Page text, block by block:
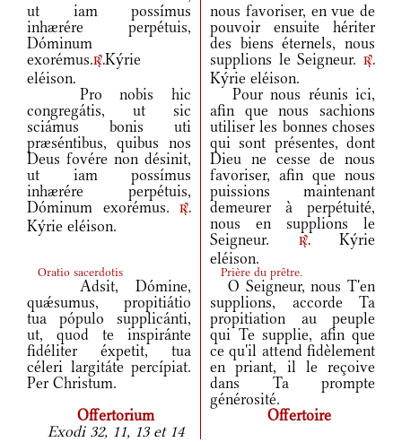
ut iam possímus
inhærére perpétuis,
Dóminum
exorémus.r.Kýrie
eléison.
nous favoriser, en vue de
pouvoir ensuite hériter
des biens éternels, nous
supplions le Seigneur. r.
Kýrie eléison.
Pro nobis hic
congregátis, ut sic
sciámus bonis uti
præséntibus, quibus nos
Deus fovére non désinit,
ut iam possímus
inhærére perpétuis,
Dóminum exorémus.
r.
Kýrie eléison.
Pour nous réunis ici,
afin que nous sachions
utiliser les bonnes choses
qui sont présentes, dont
Dieu ne cesse de nous
favoriser, afin que nous
puissions maintenant
demeurer à perpétuité,
nous en supplions le
Seigneur.
r.Kýrie
eléison.
Oratio sacerdotis Prière du prêtre.
Adsit, Dómine,
quǽsumus, propitiátio
tua pópulo supplicánti,
ut, quod te inspiránte
fidéliter éxpetit, tua
céleri largitáte percípiat.
Per Christum.
O Seigneur, nous T'en
supplions, accorde Ta
propitiation au peuple
qui Te supplie, afin que
ce qu'il attend fidèlement
en priant, il le reçoive
dans Ta prompte
générosité.
Offertorium
Offertoire
Exodi 32, 11, 13 et 14